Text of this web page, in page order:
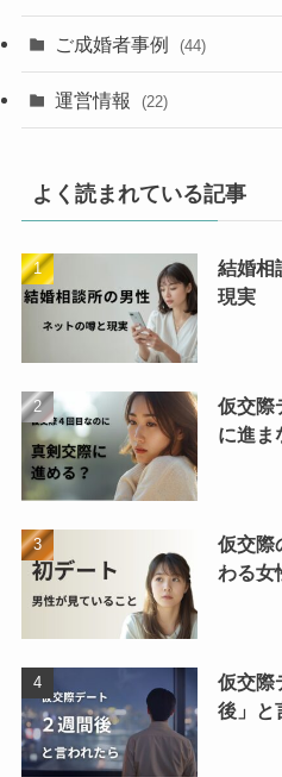
ご成婚者事例 (44)
運営情報 (22)
よく読まれている記事
結婚相
現実
仮交際
に進ま
仮交際
わる女
仮交際
後」と